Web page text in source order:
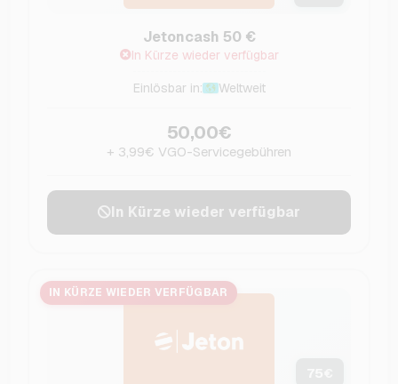
Jetoncash 50 €
In Kürze wieder verfügbar
Einlösbar in: Weltweit
50,00€
+ 3,99€ VGO-Servicegebühren
In Kürze wieder verfügbar
IN KÜRZE WIEDER VERFÜGBAR